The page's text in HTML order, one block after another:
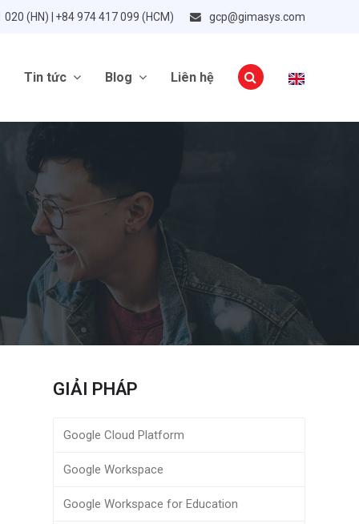
(HN) | +84 974 417 099 (HCM) gcp@gimasys.com
Tin tức Blog Liên hệ
GIẢI PHÁP
Google Cloud Platform
Google Workspace
Google Workspace for Education